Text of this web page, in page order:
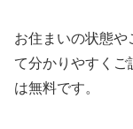
お住まいの状態や
て分かりやすくご
は無料です。